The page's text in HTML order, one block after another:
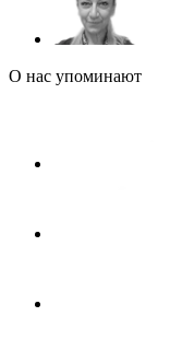
О нас упоминают